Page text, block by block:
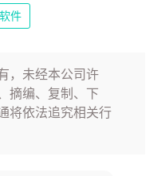
件
，未经本公司许
摘编、复制、下
将依法追究相关行